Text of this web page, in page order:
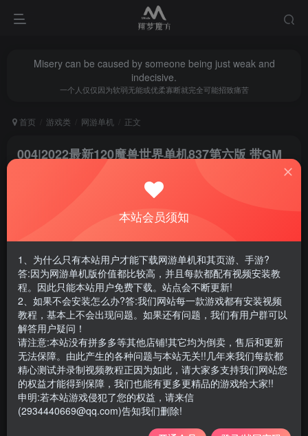
Misery can be caused by someone being just weak and
indecisive.
一个人仅仅因为软弱无能或优柔寡断就完全可能招致痛苦
首页 游戏类 网游单机 正文
004|2022最新120魔兽世界单机837第六版 带GM
2022最新120魔兽世界单机837第六版 带GM视频教程
游戏大小：65G左右 版本：8.37 120级
支持系统：Win7/Win10/win11 64位 无需虚拟机（此版
本都同系列，客户端不用重下载）
本站会员须知
1、为什么只有本站用户才能下载网游单机和其页游、手游?
答:因为网游单机版价值都比较高，并且每款都配有视频安装教
程。因此只能本站用户免费下载。站点会不断更新!
2、如果不会安装怎么办?答:我们网站每一款游戏都有安装视频
教程，基本上不会出现问题。如果还有问题，我们有用户群可以
解答用户疑问！
请注意:本站没有拼多多等其他店铺!其它均为倒卖，售后和更新
无法保障。由此产生的各种问题与本站无关!!几年来我们每款都
精心测试并录制视频教程正因为如此，请大家多支持我们网站您
的权益才能得到保障，我们也能有更多更精品的游戏给大家!!
申明:若本站游戏侵犯了您的权益，请来信
(2934440669@qq.com)告知我们删除!